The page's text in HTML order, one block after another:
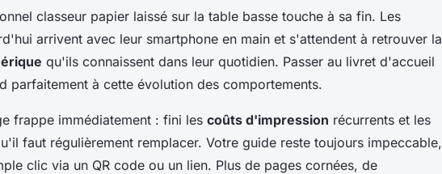
classeur papier laissé sur la table basse touche à sa fin. Les
arrivent avec leur smartphone en main et s'attendent à retrouver la
qu'ils connaissent dans leur quotidien. Passer au livret d'accueil
parfaitement à cette évolution des comportements.
frappe immédiatement : fini les coûts d'impression récurrents et les
faut régulièrement remplacer. Votre guide reste toujours impeccable,
clic via un QR code ou un lien. Plus de pages cornées, de